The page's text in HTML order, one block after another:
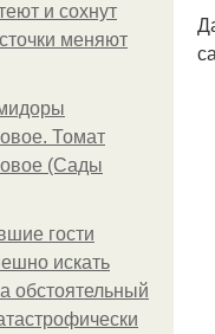
и сохнут
меняют
Томат
(Сады
гости
искать
обстоятельный